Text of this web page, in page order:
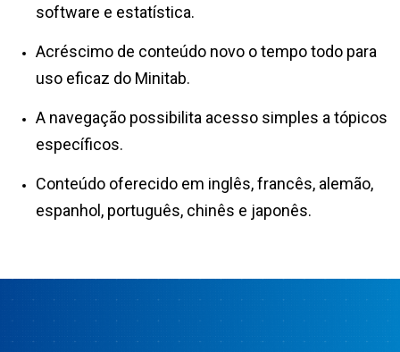
software e estatística.
Acréscimo de conteúdo novo o tempo todo para
uso eficaz do Minitab.
A navegação possibilita acesso simples a tópicos
específicos.
Conteúdo oferecido em inglês, francês, alemão,
espanhol, português, chinês e japonês.